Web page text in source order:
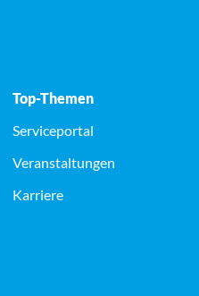
Top-Themen
Serviceportal
Veranstaltungen
Karriere